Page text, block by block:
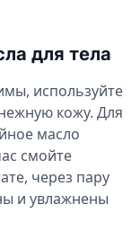
для тела
используйте
кожу. Для
масло
смойте
через пару
и увлажнены